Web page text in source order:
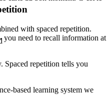
with spaced repetition.
you need to recall information at
Spaced repetition tells you
based learning system we